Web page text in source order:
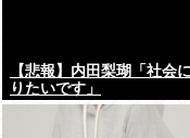
【悲報】内田梨瑚「社会
りたいです」